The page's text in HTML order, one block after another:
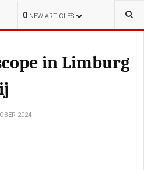
0 NEW ARTICLES
in Limburg
2024